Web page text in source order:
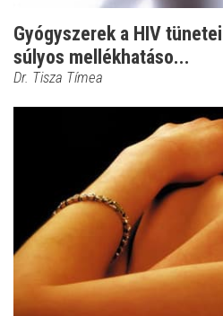
Gyógyszerek a HIV
súlyos mellékhatáso...
Dr. Tisza Tímea